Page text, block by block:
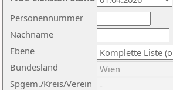
Nachname
Ebene
Personennummer
Bundesland
Spgem./Kreis/Verein